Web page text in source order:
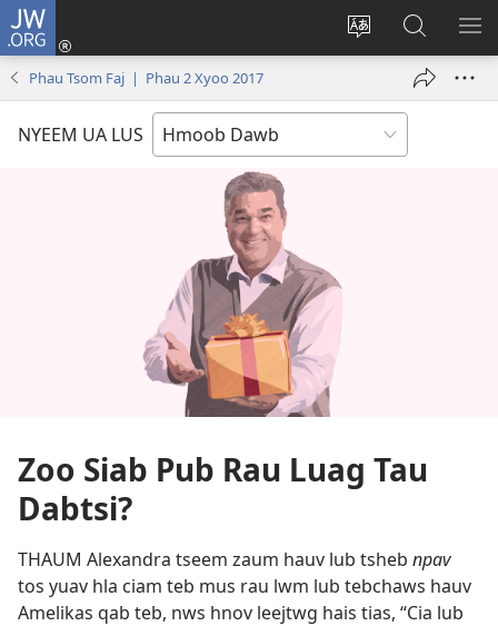
JW.ORG
Hloov
xaij
Txuas
Ntxiv
window)
Nrhiav
Hauv
JW.ORG
Phau Tsom Faj | Phau 2 Xyoo 2017
NYEEM UA LUS
Zoo Siab Pub Rau Luag Tau
Dabtsi?
THAUM Alexandra tseem zaum hauv lub tsheb npav
tos yuav hla ciam teb mus rau lwm lub tebchaws hauv
Amelikas qab teb, nws hnov leejtwg hais tias, “Cia lub